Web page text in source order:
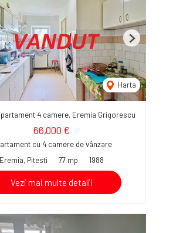
Harta
Next
4 camere, Eremia Grigorescu
66,000 €
cu 4 camere de vânzare
Eremia, Pitesti
77 mp 1988
Vezi mai multe detalii